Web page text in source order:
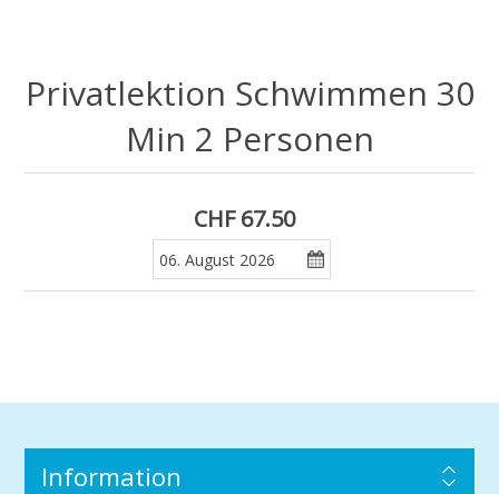
Privatlektion Schwimmen 30
Min 2 Personen
CHF 67.50
Information